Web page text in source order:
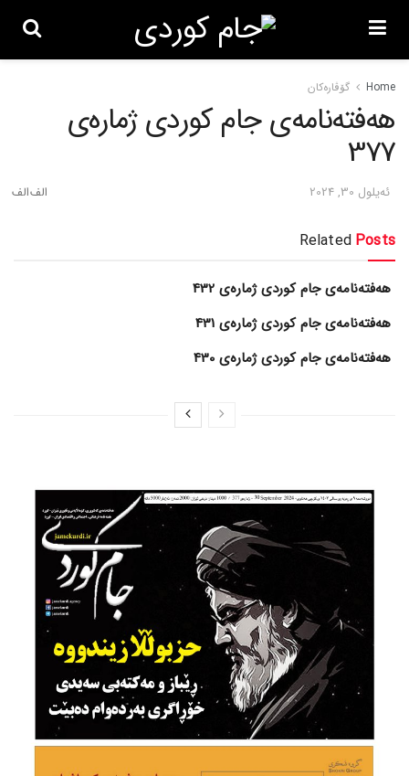
Home گۆڤاره‌کان
هەفتەنامەی جام کوردی ژمارەی
377
ئه‌یلول 30, 2024
Related Posts
هەفتەنامەی جام کوردی ژمارەی 432
هەفتەنامەی جام کوردی ژمارەی 431
هەفتەنامەی جام کوردی ژمارەی 430